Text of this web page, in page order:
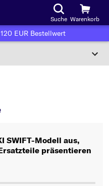
Suche Warenkorb
EUR Bestellwert
Kriterien:
SWIFT-Modell aus,
präsentieren